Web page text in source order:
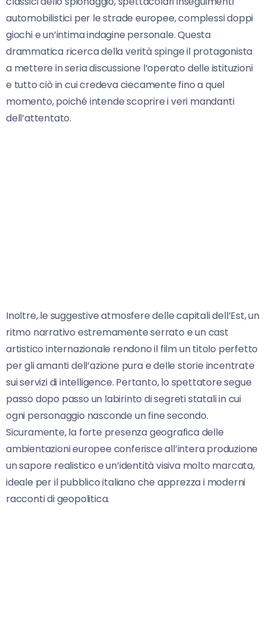
automobilistici per le strade europee, complessi doppi
giochi e un’intima indagine personale. Questa
drammatica ricerca della verità spinge il protagonista
a mettere in seria discussione l’operato delle istituzioni
e tutto ciò in cui credeva ciecamente fino a quel
momento, poiché intende scoprire i veri mandanti
dell’attentato.
Inoltre, le suggestive atmosfere delle capitali dell’Est, un
ritmo narrativo estremamente serrato e un cast
artistico internazionale rendono il film un titolo perfetto
per gli amanti dell’azione pura e delle storie incentrate
sui servizi di intelligence. Pertanto, lo spettatore segue
passo dopo passo un labirinto di segreti statali in cui
ogni personaggio nasconde un fine secondo.
Sicuramente, la forte presenza geografica delle
ambientazioni europee conferisce all’intera produzione
un sapore realistico e un’identità visiva molto marcata,
ideale per il pubblico italiano che apprezza i moderni
racconti di geopolitica.